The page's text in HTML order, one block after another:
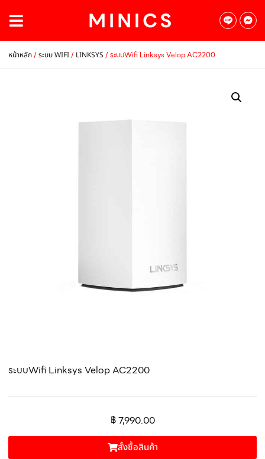
หน้าหลัก/ระบบ WIFI/ LINKSYS / ระบบWifi Linksys Velop AC2200
ระบบWifi Linksys Velop AC2200
฿7,990.00
สั้งซื้อสินค้า